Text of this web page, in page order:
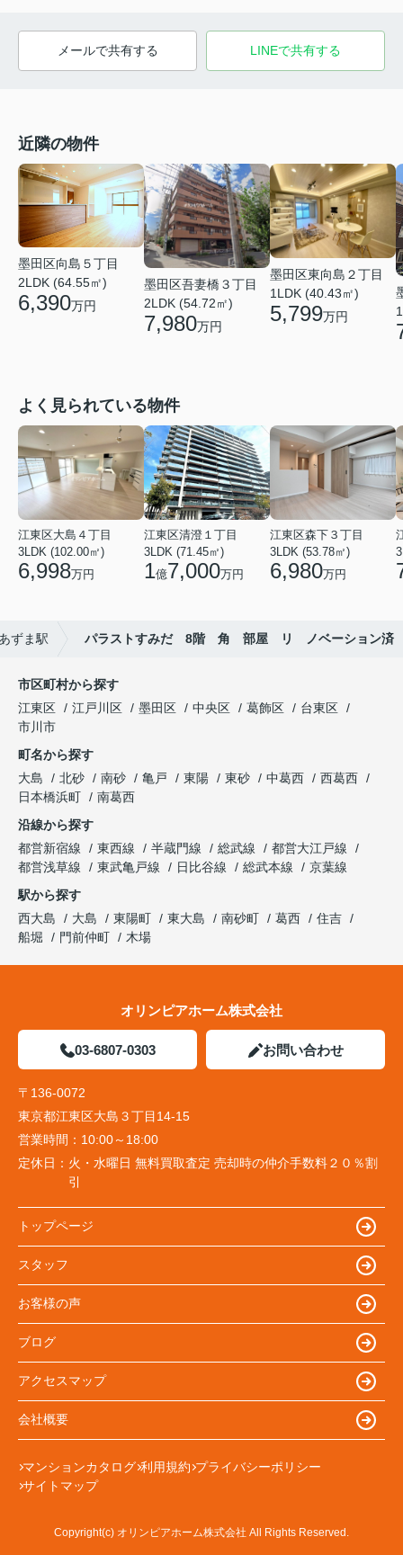
メールで共有する LINEで共有する
近隣の物件
墨田区向島５丁目
2LDK (64.55㎡)
6,390万円
墨田区吾妻橋３丁目
2LDK (54.72㎡)
7,980万円
墨田区東向島２丁目
1LDK (40.43㎡)
5,799万円
よく見られている物件
江東区大島４丁目
3LDK (102.00㎡)
6,998万円
江東区清澄１丁目
3LDK (71.45㎡)
1億7,000万円
江東区森下３丁目
3LDK (53.78㎡)
6,980万円
ずま駅 パラストすみだ 8階 角 部屋 リ ノベーション済
市区町村から探す
江東区
江戸川区 墨田区 中央区 葛飾区
台東区
市川市
町名から探す
大島
北砂 南砂 亀戸 東陽 東砂 中葛西
西葛西
日本橋浜町
南葛西
沿線から探す
都営新宿線
東西線 半蔵門線 総武線
都営大江戸線
都営浅草線
東武亀戸線 日比谷線 総武本線
京葉線
駅から探す
西大島
大島 東陽町 東大島 南砂町 葛西
住吉
船堀
門前仲町 木場
オリンピアホーム株式会社
03-6807-0303 お問い合わせ
〒136-0072
東京都江東区大島３丁目14-15
営業時間： 10:00～18:00
定休日： 火・水曜日 無料買取査定 売却時の仲介手数料２０％割
引
トップページ
スタッフ
お客様の声
ブログ
アクセスマップ
会社概要
マンションカタログ 利用規約 プライバシーポリシー
サイトマップ
Copyright(c) オリンピアホーム株式会社 All Rights Reserved.